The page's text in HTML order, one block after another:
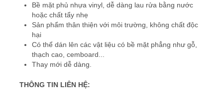
Bề mặt phủ nhựa vinyl, dễ dàng lau rửa bằng nước
hoặc chất tẩy nhẹ
Sản phẩm thân thiện với môi trường, không chất độc
hại
Có thể dán lên các vật liệu có bề mặt phẳng như gỗ,
thạch cao, cemboard...
Thay mới dễ dàng.
THÔNG TIN LIÊN HỆ: